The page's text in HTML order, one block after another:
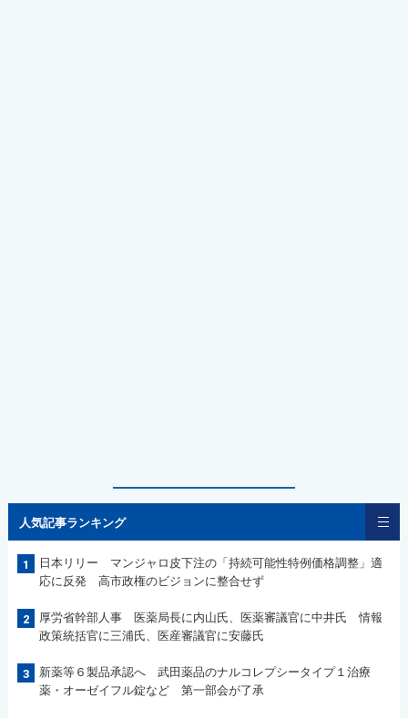
人気記事ランキング
1
日本リリー マンジャロ皮下注の「持続可能性特例価格調整」適
応に反発 高市政権のビジョンに整合せず
2
厚労省幹部人事 医薬局長に内山氏、医薬審議官に中井氏 情報
政策統括官に三浦氏、医産審議官に安藤氏
3
新薬等６製品承認へ 武田薬品のナルコレプシータイプ１治療
薬・オーゼイフル錠など 第一部会が了承